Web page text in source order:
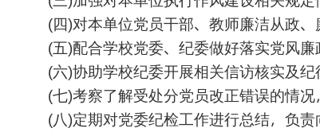
(四)对本单位党员干部、教师廉洁从政
(五)配合学校党委、纪委做好落实党风廉
(六)协助学校纪委开展相关信访核实及纪
(七)考察了解受处分党员改正错误的情
(八)定期对党委纪检工作进行总结，负责